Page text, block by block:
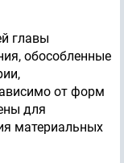
главы
обособленные
от форм
для
материальных